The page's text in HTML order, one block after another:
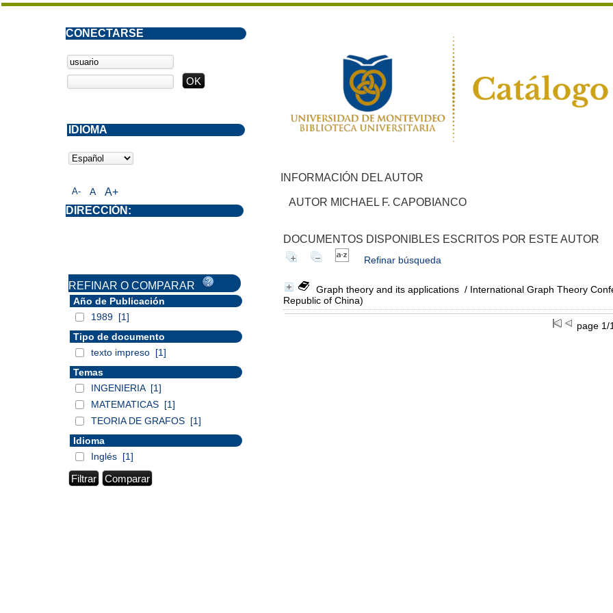
INFORMACIÓN DEL AUTOR
AUTOR MICHAEL F. CAPOBIANCO
DOCUMENTOS DISPONIBLES ESCRITOS POR ESTE AUTOR
Refinar búsqueda
Graph theory and its applications / International Graph Theory
Republic of China)
page
A- A A+
CONECTARSE
DIRECCIÓN:
IDIOMA
REFINAR O COMPARAR
Año de Publicación
1989 [1]
Tipo de documento
texto impreso [1]
Temas
INGENIERIA [1]
MATEMATICAS [1]
TEORIA DE GRAFOS [1]
Idioma
Inglés [1]